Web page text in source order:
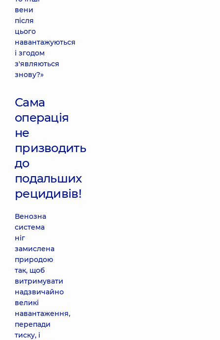
вени
після
цього
навантажуються
і згодом
з'являються
знову?»
Сама
операція
не
призводить
до
подальших
рецидивів!
Венозна
система
ніг
замислена
природою
так, щоб
витримувати
надзвичайно
великі
навантаження,
перепади
тиску, і